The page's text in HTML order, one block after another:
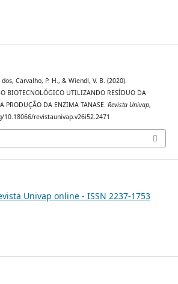
Carvalho, P. H., & Wiendl, V. B. (2020).
BIOTECNOLÓGICO UTILIZANDO RESÍDUO DA
PRODUÇÃO DA ENZIMA TANASE. Revista Univap,
10.18066/revistaunivap.v26i52.2471
Univap online - ISSN 2237-1753